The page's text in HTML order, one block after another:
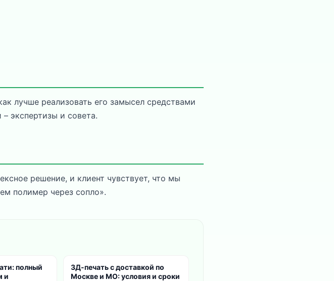
лучше реализовать его замысел средствами
экспертизы и совета.
решение, и клиент чувствует, что мы
полимер через сопло».
полный
и
3Д-печать с доставкой по
Москве и МО: условия и сроки